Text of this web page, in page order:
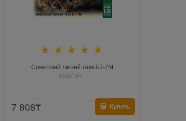
Советский лёгкий танк БТ-7М
35027 AK
7 808₸ Купить